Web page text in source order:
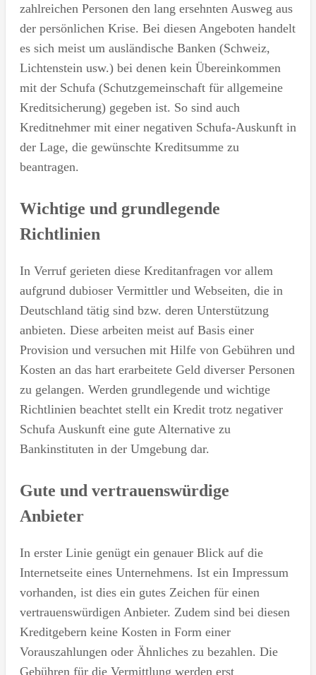
zahlreichen Personen den lang ersehnten Ausweg aus
der persönlichen Krise. Bei diesen Angeboten handelt
es sich meist um ausländische Banken (Schweiz,
Lichtenstein usw.) bei denen kein Übereinkommen
mit der Schufa (Schutzgemeinschaft für allgemeine
Kreditsicherung) gegeben ist. So sind auch
Kreditnehmer mit einer negativen Schufa-Auskunft in
der Lage, die gewünschte Kreditsumme zu
beantragen.
Wichtige und grundlegende
Richtlinien
In Verruf gerieten diese Kreditanfragen vor allem
aufgrund dubioser Vermittler und Webseiten, die in
Deutschland tätig sind bzw. deren Unterstützung
anbieten. Diese arbeiten meist auf Basis einer
Provision und versuchen mit Hilfe von Gebühren und
Kosten an das hart erarbeitete Geld diverser Personen
zu gelangen. Werden grundlegende und wichtige
Richtlinien beachtet stellt ein Kredit trotz negativer
Schufa Auskunft eine gute Alternative zu
Bankinstituten in der Umgebung dar.
Gute und vertrauenswürdige
Anbieter
In erster Linie genügt ein genauer Blick auf die
Internetseite eines Unternehmens. Ist ein Impressum
vorhanden, ist dies ein gutes Zeichen für einen
vertrauenswürdigen Anbieter. Zudem sind bei diesen
Kreditgebern keine Kosten in Form einer
Vorauszahlungen oder Ähnliches zu bezahlen. Die
Gebühren für die Vermittlung werden erst